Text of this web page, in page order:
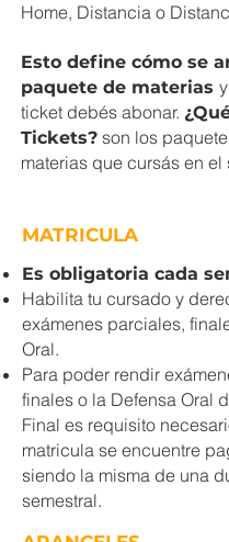
Home, Distancia o
Esto define cómo se
paquete de materias
ticket debés abonar.
Tickets? son los
materias que cursás en el
MATRICULA
Es obligatoria cada
Habilita tu cursado y
exámenes parciales,
Oral.
Para poder rendir
finales o la Defensa Oral
Final es requisito
matricula se encuentre
siendo la misma de una
semestral.